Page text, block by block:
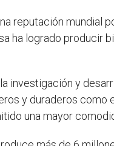
reputación mundial
ha logrado producir
investigación y
y duraderos como
una mayor